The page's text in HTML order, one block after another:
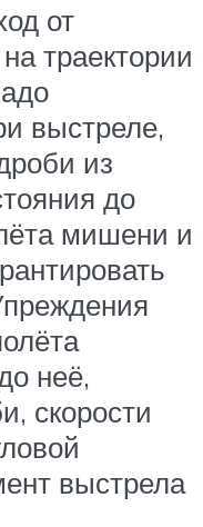
от
траектории
выстреле,
из
до
мишени и
неё,
скорости
выстрела